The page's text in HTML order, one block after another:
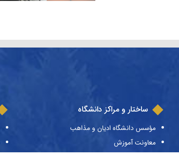
ساختار و مراکز دانشگاه
مؤسس دانشگاه ادیان و مذاهب
معاونت آموزش